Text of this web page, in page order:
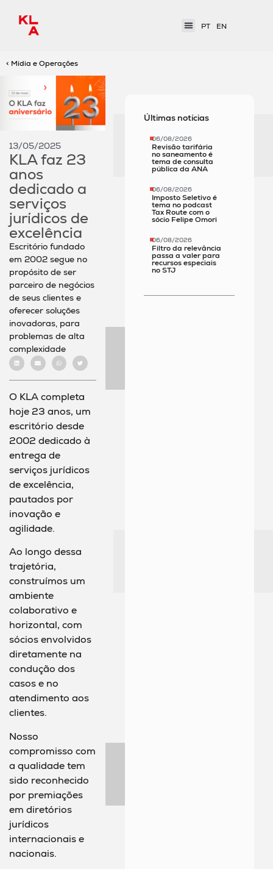
PT EN
< Mídia e Operações
13/05/2025
KLA faz 23
anos
dedicado a
serviços
jurídicos de
excelência
Escritório fundado
em 2002 segue no
propósito de ser
parceiro de negócios
de seus clientes e
oferecer soluções
inovadoras, para
problemas de alta
complexidade
O KLA completa
hoje 23 anos, um
escritório desde
2002 dedicado à
entrega de
serviços jurídicos
de excelência,
pautados por
inovação e
agilidade.
Ao longo dessa
trajetória,
construímos um
ambiente
colaborativo e
horizontal, com
sócios envolvidos
diretamente na
condução dos
casos e no
atendimento aos
clientes.
Nosso
compromisso com
a qualidade tem
sido reconhecido
por premiações
em diretórios
jurídicos
internacionais e
nacionais.
Últimas notícias
06/08/2026
Revisão tarifária
no saneamento é
tema de consulta
pública da ANA
06/08/2026
Imposto Seletivo é
tema no podcast
Tax Route com o
sócio Felipe Omori
06/08/2026
Filtro da relevância
passa a valer para
recursos especiais
no STJ